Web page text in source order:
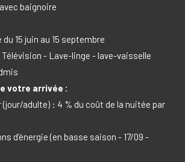
baignoire
15 juin au 15 septembre
- Lave-linge - lave-vaisselle
votre arrivée :
(jour/adulte) : 4 % du coût de la nuitée par
d’énergie (en basse saison - 17/09 -